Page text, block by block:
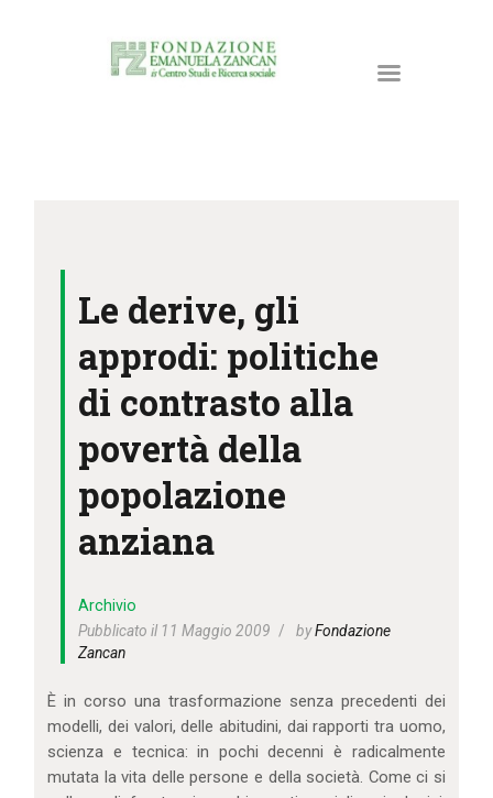
ATTIVITÀ E PROGETTI
RISORSE
NEWS
DONA ORA
IL MIO ACCOUNT
CARRELLO
Le derive, gli
approdi: politiche
di contrasto alla
povertà della
popolazione
anziana
Archivio
Pubblicato il 11 Maggio 2009
byFondazione
Zancan
È in corso una trasformazione senza precedenti dei
modelli, dei valori, delle abitudini, dai rapporti tra uomo,
scienza e tecnica: in pochi decenni è radicalmente
mutata la vita delle persone e della società. Come ci si